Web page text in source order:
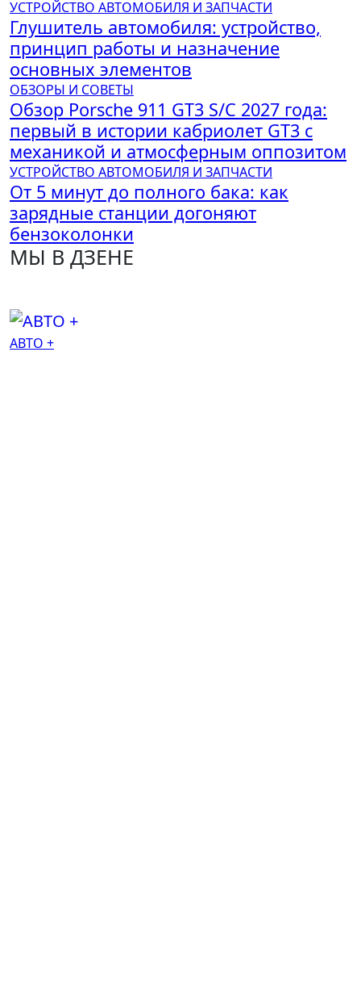
УСТРОЙСТВО АВТОМОБИЛЯ И ЗАПЧАСТИ
Глушитель автомобиля: устройство,
принцип работы и назначение
основных элементов
ОБЗОРЫ И СОВЕТЫ
Обзор Porsche 911 GT3 S/C 2027 года:
первый в истории кабриолет GT3 с
механикой и атмосферным оппозитом
УСТРОЙСТВО АВТОМОБИЛЯ И ЗАПЧАСТИ
От 5 минут до полного бака: как
зарядные станции догоняют
бензоколонки
МЫ В ДЗЕНЕ
АВТО +